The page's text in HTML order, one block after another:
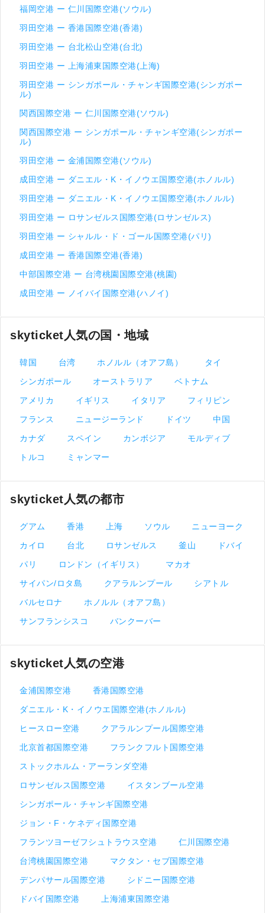
福岡空港 ー 仁川国際空港(ソウル)
羽田空港 ー 香港国際空港(香港)
羽田空港 ー 台北松山空港(台北)
羽田空港 ー 上海浦東国際空港(上海)
羽田空港 ー シンガポール・チャンギ国際空港(シンガポー
ル)
関西国際空港 ー 仁川国際空港(ソウル)
関西国際空港 ー シンガポール・チャンギ空港(シンガポー
ル)
羽田空港 ー 金浦国際空港(ソウル)
成田空港 ー ダニエル・K・イノウエ国際空港(ホノルル)
羽田空港 ー ダニエル・K・イノウエ国際空港(ホノルル)
羽田空港 ー ロサンゼルス国際空港(ロサンゼルス)
羽田空港 ー シャルル・ド・ゴール国際空港(パリ)
成田空港 ー 香港国際空港(香港)
中部国際空港 ー 台湾桃園国際空港(桃園)
成田空港 ー ノイバイ国際空港(ハノイ)
skyticket人気の国・地域
韓国 台湾 ホノルル（オアフ島）
タイ
シンガポール
オーストラリア
ベトナム
アメリカ
イギリス イタリア
フィリピン
フランス
ニュージーランド ドイツ
中国
カナダ
スペイン カンボジア
モルディブ
トルコ
ミャンマー
skyticket人気の都市
グアム 香港 上海 ソウル
ニューヨーク
カイロ
台北 ロサンゼルス 釜山
ドバイ
パリ
ロンドン（イギリス）
マカオ
サイパン/ロタ島
クアラルンプール
シアトル
バルセロナ
ホノルル（オアフ島）
サンフランシスコ
バンクーバー
skyticket人気の空港
金浦国際空港
香港国際空港
ダニエル・K・イノウエ国際空港(ホノルル)
ヒースロー空港
クアラルンプール国際空港
北京首都国際空港
フランクフルト国際空港
ストックホルム・アーランダ空港
ロサンゼルス国際空港
イスタンブール空港
シンガポール・チャンギ国際空港
ジョン・F・ケネディ国際空港
フランツヨーゼフシュトラウス空港
仁川国際空港
台湾桃園国際空港
マクタン・セブ国際空港
デンパサール国際空港
シドニー国際空港
ドバイ国際空港
上海浦東国際空港